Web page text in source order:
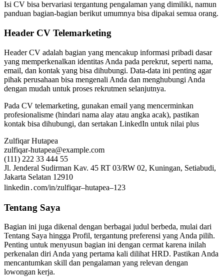
Isi CV bisa bervariasi tergantung pengalaman yang dimiliki, namun
panduan bagian-bagian berikut umumnya bisa dipakai semua orang.
Header CV Telemarketing
Header CV adalah bagian yang mencakup informasi pribadi dasar
yang memperkenalkan identitas Anda pada perekrut, seperti nama,
email, dan kontak yang bisa dihubungi. Data-data ini penting agar
pihak perusahaan bisa mengenali Anda dan menghubungi Anda
dengan mudah untuk proses rekrutmen selanjutnya.
Pada CV telemarketing, gunakan email yang mencerminkan
profesionalisme (hindari nama alay atau angka acak), pastikan
kontak bisa dihubungi, dan sertakan LinkedIn untuk nilai plus
Zulfiqar Hutapea
zulfiqar-hutapea@example.com
(111) 222 33 444 55
Jl. Jenderal Sudirman Kav. 45 RT 03/RW 02, Kuningan, Setiabudi,
Jakarta Selatan 12910
linkedin․com/in/zulfiqar–hutapea–123
Tentang Saya
Bagian ini juga dikenal dengan berbagai judul berbeda, mulai dari
Tentang Saya hingga Profil, tergantung preferensi yang Anda pilih.
Penting untuk menyusun bagian ini dengan cermat karena inilah
perkenalan diri Anda yang pertama kali dilihat HRD. Pastikan Anda
mencantumkan skill dan pengalaman yang relevan dengan
lowongan kerja.